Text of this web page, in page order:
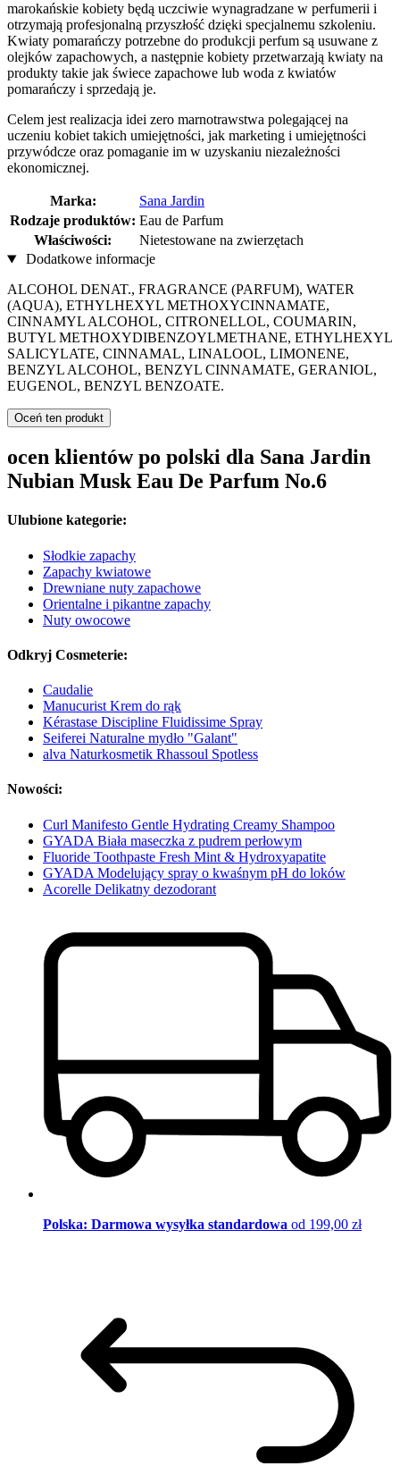
marokańskie kobiety będą uczciwie wynagradzane w perfumerii i
otrzymają profesjonalną przyszłość dzięki specjalnemu szkoleniu.
Kwiaty pomarańczy potrzebne do produkcji perfum są usuwane z
olejków zapachowych, a następnie kobiety przetwarzają kwiaty na
produkty takie jak świece zapachowe lub woda z kwiatów
pomarańczy i sprzedają je.
Celem jest realizacja idei zero marnotrawstwa polegającej na
uczeniu kobiet takich umiejętności, jak marketing i umiejętności
przywódcze oraz pomaganie im w uzyskaniu niezależności
ekonomicznej.
Marka:
Sana Jardin
Rodzaje produktów: Eau de Parfum
Właściwości:
Nietestowane na zwierzętach
Dodatkowe informacje
ALCOHOL DENAT., FRAGRANCE (PARFUM), WATER
(AQUA), ETHYLHEXYL METHOXYCINNAMATE,
CINNAMYL ALCOHOL, CITRONELLOL, COUMARIN,
BUTYL METHOXYDIBENZOYLMETHANE, ETHYLHEXYL
SALICYLATE, CINNAMAL, LINALOOL, LIMONENE,
BENZYL ALCOHOL, BENZYL CINNAMATE, GERANIOL,
EUGENOL, BENZYL BENZOATE.
Oceń ten produkt
ocen klientów po polski dla Sana Jardin
Nubian Musk Eau De Parfum No.6
Ulubione kategorie:
Słodkie zapachy
Zapachy kwiatowe
Drewniane nuty zapachowe
Orientalne i pikantne zapachy
Nuty owocowe
Odkryj Cosmeterie:
Caudalie
Manucurist Krem do rąk
Kérastase Discipline Fluidissime Spray
Seiferei Naturalne mydło "Galant"
alva Naturkosmetik Rhassoul Spotless
Nowości:
Curl Manifesto Gentle Hydrating Creamy Shampoo
GYADA Biała maseczka z pudrem perłowym
Fluoride Toothpaste Fresh Mint & Hydroxyapatite
GYADA Modelujący spray o kwaśnym pH do loków
Acorelle Delikatny dezodorant
Polska: Darmowa wysyłka standardowa od 199,00 zł